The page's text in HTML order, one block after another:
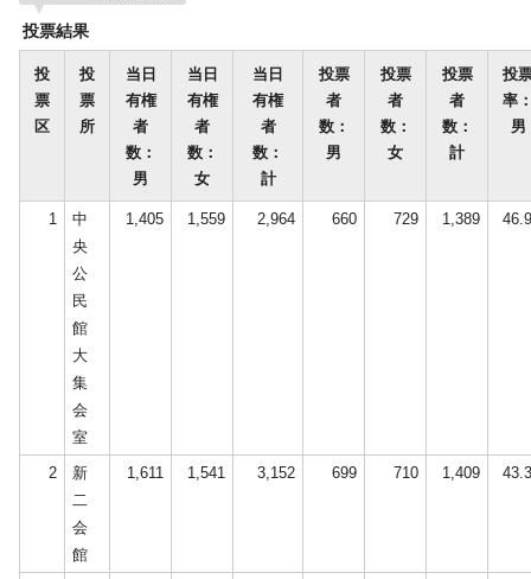
投票結果
投
票
区
投
票
所
当日
有権
者
数：
男
当日
有権
者
数：
女
当日
有権
者
数：
計
投票
者
数：
男
投票
者
数：
女
投票
者
数：
計
投
率
男
1
中
央
公
民
館
大
集
会
室
1,405 1,559 2,964 660 729 1,389
2
新
二
会
館
1,611 1,541 3,152 699 710 1,409